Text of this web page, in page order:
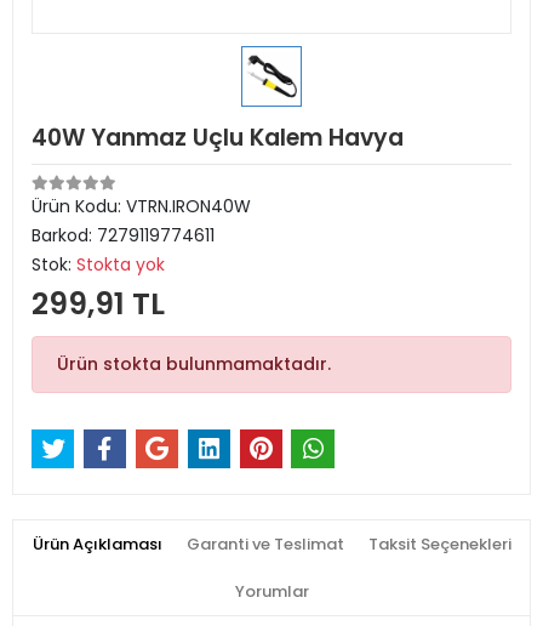
40W Yanmaz Uçlu Kalem Havya
Ürün Kodu: VTRN.IRON40W
Barkod: 7279119774611
Stok: Stokta yok
299,91 TL
Ürün stokta bulunmamaktadır.
Ürün Açıklaması Garanti ve Teslimat Taksit Seçenekleri
Yorumlar